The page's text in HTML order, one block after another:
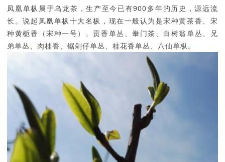
凤凰单枞属于乌龙茶，生产至今已有900多年的历史，源远流
长。说起凤凰单枞十大名枞，现在一般认为是宋种黄茶香、宋
种黄栀香（宋种一号）、贡香单丛、輋门茶、白树翁单丛、兄
弟单丛、肉桂香、锯剁仔单丛、桂花香单丛、八仙单枞。